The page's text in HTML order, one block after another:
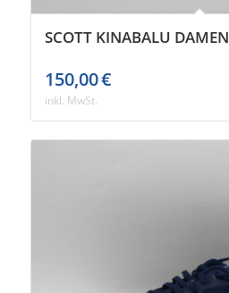
SCOTT KINABALU DAMEN
150,00€
inkl. MwSt.